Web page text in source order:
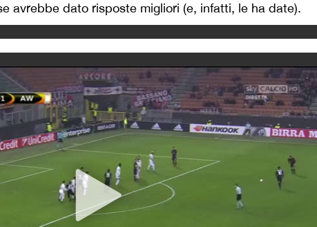
avrebbe dato risposte migliori (e, infatti, le ha date).